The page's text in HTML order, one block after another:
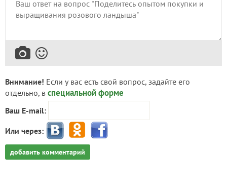
Внимание! Если у вас есть свой вопрос, задайте его
отдельно, в специальной форме
Ваш E-mail:
Или через:
добавить комментарий